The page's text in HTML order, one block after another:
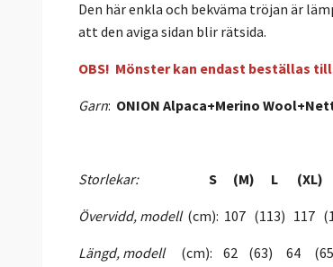
Den här enkla och bekväma tröjan är
att den aviga sidan blir rätsida.
OBS! Mönster kan endast beställas
Garn: ONION Alpaca+Merino
Storlekar: S (M) L (XL)
Övervidd, modell(cm): 107 (113) 117
Längd, modell (cm): 62 (63) 64